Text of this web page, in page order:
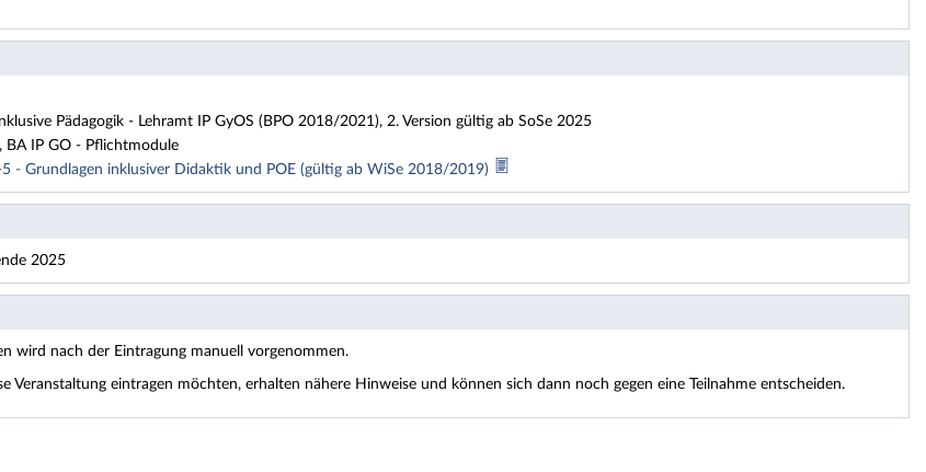
Pädagogik - Lehramt IP GyOS (BPO 2018/2021), 2. Version gültig ab SoSe 2025
BA IP GO - Pflichtmodule
- Grundlagen inklusiver Didaktik und POE (gültig ab WiSe 2018/2019)
2025
wird nach der Eintragung manuell vorgenommen.
Veranstaltung eintragen möchten, erhalten nähere Hinweise und können sich dann noch gegen eine Teilnahme entscheiden.